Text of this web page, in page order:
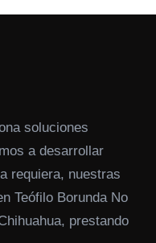
soluciones
a desarrollar
requiera, nuestras
Teófilo Borunda No
prestando